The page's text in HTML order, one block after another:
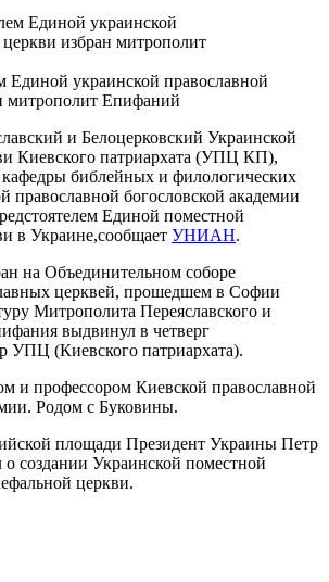
Единой украинской православной
митрополит Епифаний
и Белоцерковский Украинской
Киевского патриархата (УПЦ КП),
кафедры библейных и филологических
православной богословской академии
Единой поместной
в Украине,сообщает УНИАН.
на Объединительном соборе
церквей, прошедшем в Софии
Митрополита Переяславского и
выдвинул в четверг
УПЦ (Киевского патриархата).
и профессором Киевской православной
Родом с Буковины.
площади Президент Украины Петр
создании Украинской поместной
церкви.